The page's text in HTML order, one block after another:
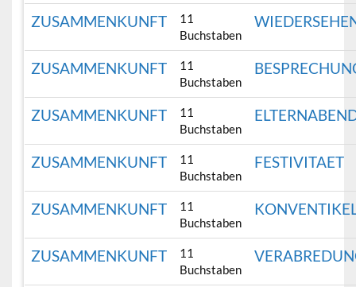
ZUSAMMENKUNFT
11
Buchstaben
ZUSAMMENKUNFT
11
Buchstaben
ZUSAMMENKUNFT
11
Buchstaben
ZUSAMMENKUNFT
11
Buchstaben
FESTIVITAET
ZUSAMMENKUNFT
11
Buchstaben
ZUSAMMENKUNFT
11
Buchstaben